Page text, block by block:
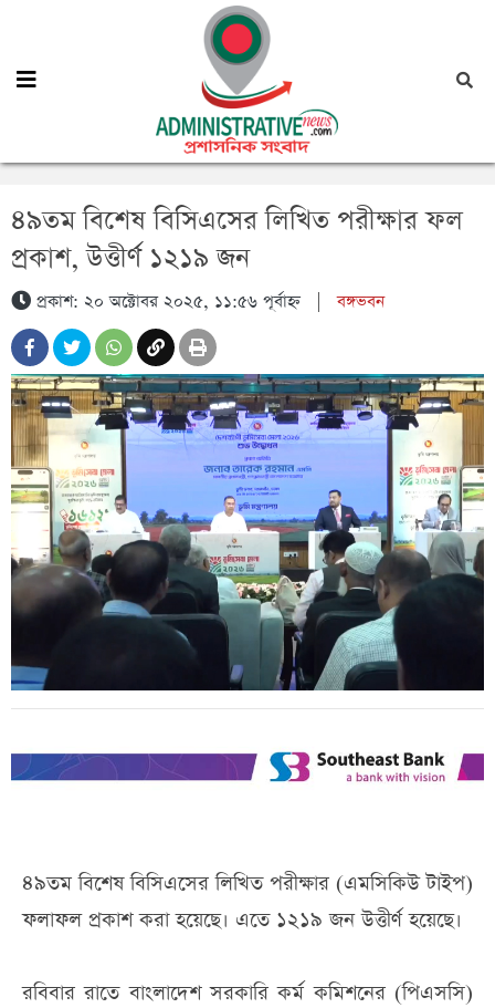
৪৯তম বিশেষ বিসিএসের লিখিত পরীক্ষার ফল
প্রকাশ, উত্তীর্ণ ১২১৯ জন
প্রকাশ: ২০ অক্টোবর ২০২৫, ১১:৫৬ পূর্বাহ্ন|বঙ্গভবন
৪৯তম বিশেষ বিসিএসের লিখিত পরীক্ষার (এমসিকিউ টাইপ)
ফলাফল প্রকাশ করা হয়েছে। এতে ১২১৯ জন উত্তীর্ণ হয়েছে।
রবিবার রাতে বাংলাদেশ সরকারি কর্ম কমিশনের (পিএসসি)